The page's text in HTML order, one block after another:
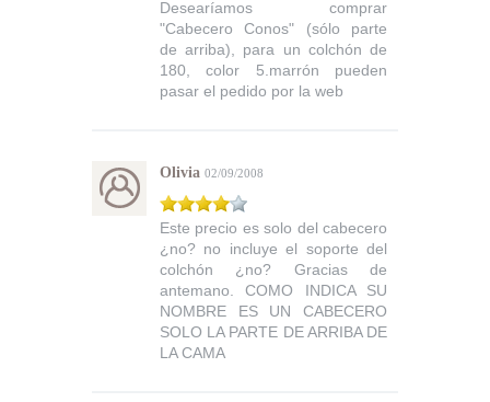
Desearíamos comprar
"Cabecero Conos" (sólo parte
de arriba), para un colchón de
180, color 5.marrón pueden
pasar el pedido por la web
Olivia 02/09/2008
Este precio es solo del cabecero
¿no? no incluye el soporte del
colchón ¿no? Gracias de
antemano. COMO INDICA SU
NOMBRE ES UN CABECERO
SOLO LA PARTE DE ARRIBA DE
LA CAMA